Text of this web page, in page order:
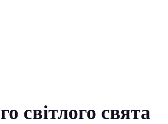
світлого свята